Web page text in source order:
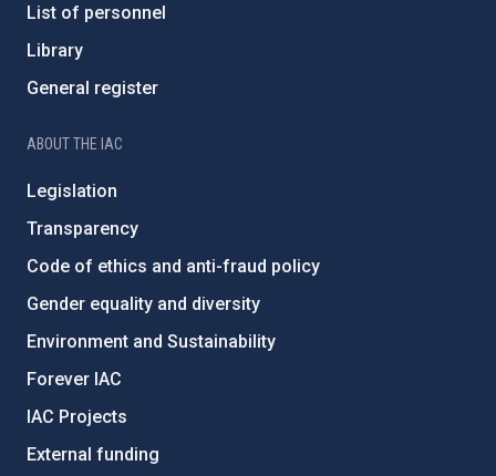
List of personnel
Library
General register
ABOUT THE IAC
Legislation
Transparency
Code of ethics and anti-fraud policy
Gender equality and diversity
Environment and Sustainability
Forever IAC
IAC Projects
External funding